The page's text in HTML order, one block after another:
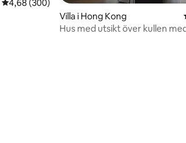
4,68 av 5 i genomsnittligt betyg, 300
4,68 (300)
Villa i Hong Kong
Hus med utsikt över kullen